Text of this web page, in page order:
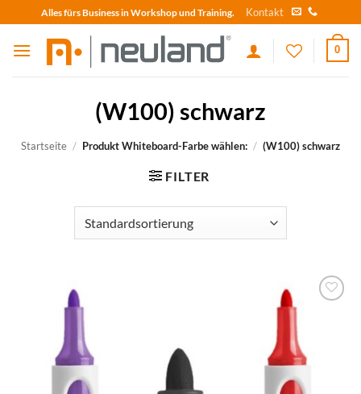
to
content
Alles fürs Business in Workshop und Training. Kontakt
0
(W100) schwarz
Startseite / Produkt Whiteboard-Farbe wählen: / (W100) schwarz
FILTER
hinzufügen